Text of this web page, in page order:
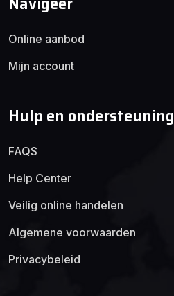
Online aanbod
Mijn account
Hulp en ondersteuning
FAQS
Help Center
Veilig online handelen
Algemene voorwaarden
Privacybeleid